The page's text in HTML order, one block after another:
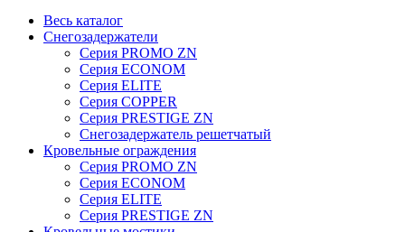
Весь каталог
Снегозадержатели
Серия PROMO ZN
Серия ECONOM
Серия ELITE
Серия COPPER
Серия PRESTIGE ZN
Снегозадержатель решетчатый
Кровельные ограждения
Серия PROMO ZN
Серия ECONOM
Серия ELITE
Серия PRESTIGE ZN